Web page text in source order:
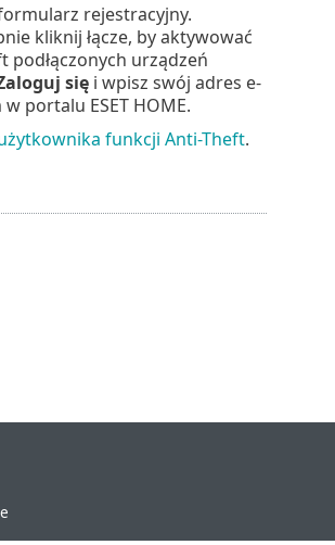
rejestracyjny.
kliknij łącze, by aktywować
podłączonych urządzeń
sięi wpisz swój adres e-
portalu ESET HOME.
funkcji Anti-Theft.